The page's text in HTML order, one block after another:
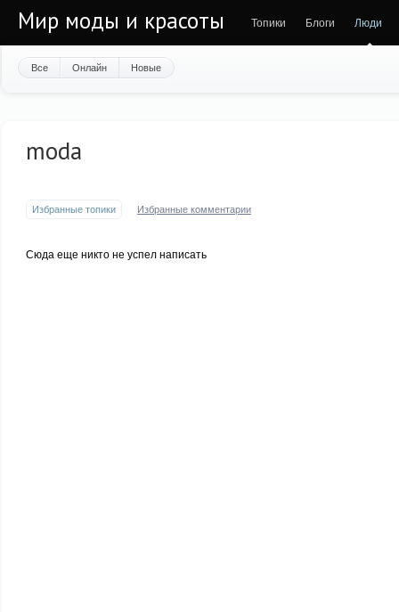
Мир моды и красоты Топики Блоги Люди
Все Онлайн Новые
moda
Избранные топики Избранные комментарии
Сюда еще никто не успел написать